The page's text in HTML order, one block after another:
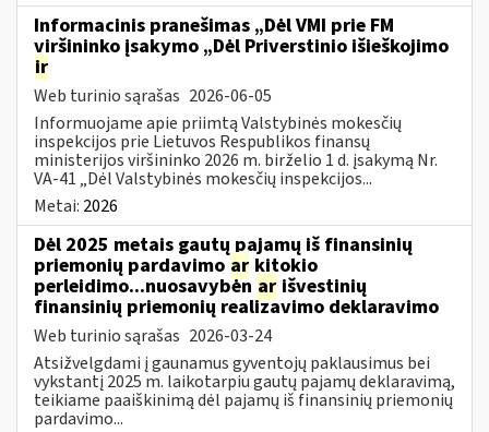
Informacinis pranešimas „Dėl VMI prie FM
viršininko įsakymo „Dėl Priverstinio išieškojimo
ir
Web turinio sąrašas 2026-06-05
Informuojame apie priimtą Valstybinės mokesčių
inspekcijos prie Lietuvos Respublikos finansų
ministerijos viršininko 2026 m. birželio 1 d. įsakymą Nr.
VA-41 „Dėl Valstybinės mokesčių inspekcijos...
Metai: 2026
Dėl 2025 metais gautų pajamų iš finansinių
priemonių pardavimo ar kitokio
perleidimo...nuosavybėn ar išvestinių
finansinių priemonių realizavimo deklaravimo
Web turinio sąrašas 2026-03-24
Atsižvelgdami į gaunamus gyventojų paklausimus bei
vykstantį 2025 m. laikotarpiu gautų pajamų deklaravimą,
teikiame paaiškinimą dėl pajamų iš finansinių priemonių
pardavimo...